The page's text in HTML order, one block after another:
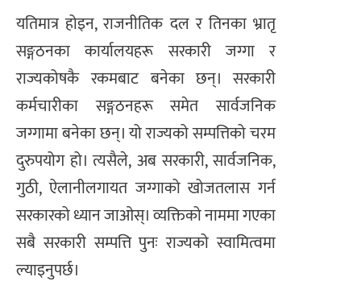
यतिमात्र होइन, राजनीतिक दल र तिनका भ्रातृ
सङ्गठनका कार्यालयहरू सरकारी जग्गा र
राज्यकोषकै रकमबाट बनेका छन्। सरकारी
कर्मचारीका सङ्गठनहरू समेत सार्वजनिक
जग्गामा बनेका छन्। यो राज्यको सम्पत्तिको चरम
दुरुपयोग हो। त्यसैले, अब सरकारी, सार्वजनिक,
गुठी, ऐलानीलगायत जग्गाको खोजतलास गर्न
सरकारको ध्यान जाओस्। व्यक्तिको नाममा गएका
सबै सरकारी सम्पत्ति पुनः राज्यको स्वामित्वमा
ल्याइनुपर्छ।